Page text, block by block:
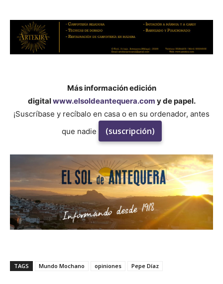
Más información edición
digitalwww.elsoldeantequera.com y de papel.
¡Suscríbase y recíbalo en casa o en su ordenador, antes
que nadie
(suscripción)
TAGS Mundo Mochano opiniones Pepe Díaz